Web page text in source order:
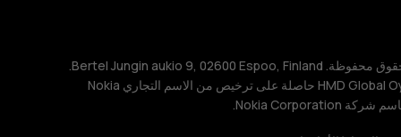
TM و © 2026 HMD Global. جميع الحقوق محفوظة. Bertel Jungin aukio 9, 02600 Espoo, Finland.
مُعرِّف الشركة: 2724044-2. شركة HMD Global Oy حاصلة على ترخيص من الاسم التجاري Nokia